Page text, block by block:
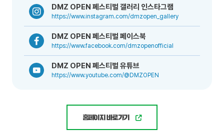
DMZ OPEN 페스티벌 갤러리 인스타그램
https://www.instagram.com/dmzopen_gallery
DMZ OPEN 페스티벌 페이스북
https://www.facebook.com/dmzopenofficial
DMZ OPEN 페스티벌 유튜브
https://www.youtube.com/@DMZOPEN
홈페이지 바로가기